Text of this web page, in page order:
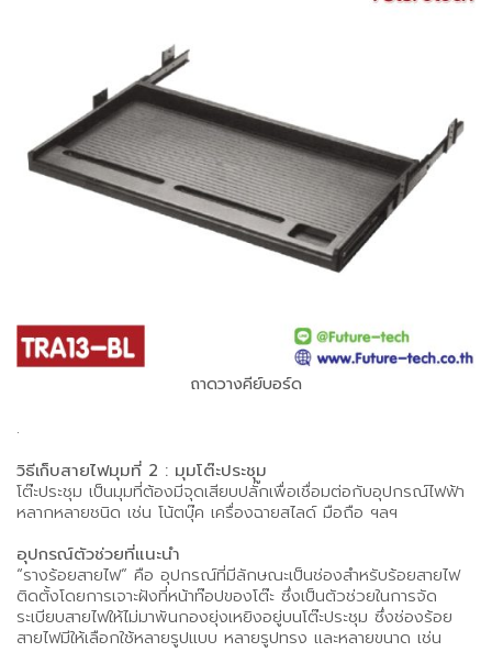
ถาดวางคีย์บอร์ด
.
วิธีเก็บสายไฟมุมที่ 2 : มุมโต๊ะประชุม
โต๊ะประชุม เป็นมุมที่ต้องมีจุดเสียบปลั๊กเพื่อเชื่อมต่อกับอุปกรณ์ไฟฟ้า
หลากหลายชนิด เช่น โน้ตบุ๊ค เครื่องฉายสไลด์ มือถือ ฯลฯ
อุปกรณ์ตัวช่วยที่แนะนำ
“รางร้อยสายไฟ” คือ อุปกรณ์ที่มีลักษณะเป็นช่องสำหรับร้อยสายไฟ
ติดตั้งโดยการเจาะฝังที่หน้าท๊อปของโต๊ะ ซึ่งเป็นตัวช่วยในการจัด
ระเบียบสายไฟให้ไม่มาพันกองยุ่งเหยิงอยู่บนโต๊ะประชุม ซึ่งช่องร้อย
สายไฟมีให้เลือกใช้หลายรูปแบบ หลายรูปทรง และหลายขนาด เช่น